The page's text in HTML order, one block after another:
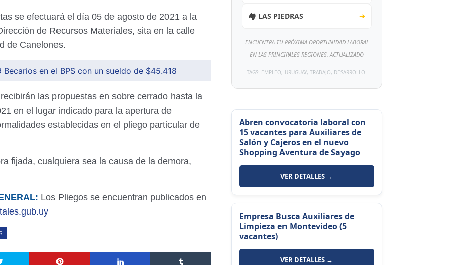
se efectuará el día 05 de agosto de 2021 a la
de Recursos Materiales, sita en la calle
de Canelones.
en el BPS con un sueldo de $45.418
las propuestas en sobre cerrado hasta la
en el lugar indicado para la apertura de
establecidas en el pliego particular de
fijada, cualquiera sea la causa de la demora,
Los Pliegos se encuentran publicados en
🏘️ LAS PIEDRAS ➔
ENCUENTRA TU PRÓXIMA OPORTUNIDAD LABORAL
EN LAS PRINCIPALES REGIONES. ACTUALIZADO
TAGS: EMPLEO, URUGUAY, TRABAJO, DESARROLLO.
Abren convocatoria laboral con
15 vacantes para Auxiliares de
Salón y Cajeros en el nuevo
Shopping Aventura de Sayago
VER DETALLES →
Empresa Busca Auxiliares de
Limpieza en Montevideo (5
vacantes)
VER DETALLES →